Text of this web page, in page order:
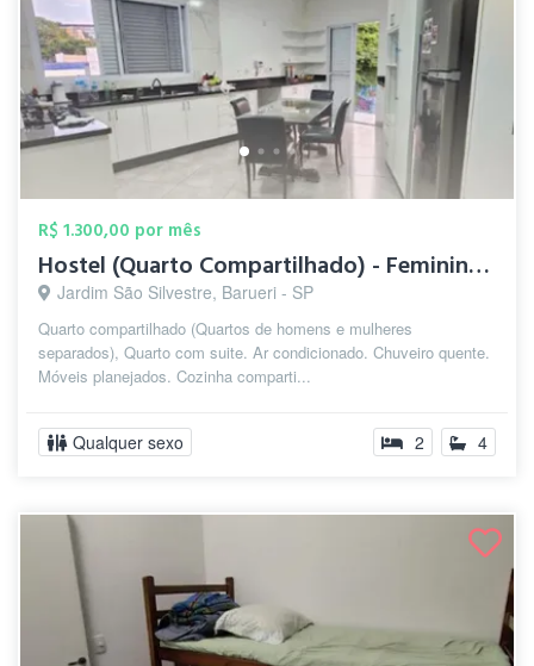
R$ 1.300,00 por mês
Hostel (Quarto Compartilhado) - Feminino...
Jardim São Silvestre, Barueri - SP
Quarto compartilhado (Quartos de homens e mulheres
separados), Quarto com suite. Ar condicionado. Chuveiro quente.
Móveis planejados. Cozinha comparti...
Qualquer sexo 2 4